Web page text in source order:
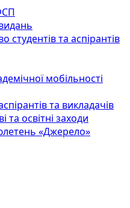
студентів та аспірантів
мобільності
та викладачів
та освітні заходи
«Джерело»